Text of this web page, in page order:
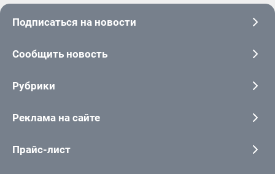
Подписаться на новости
Сообщить новость
Рубрики
Реклама на сайте
Прайс-лист